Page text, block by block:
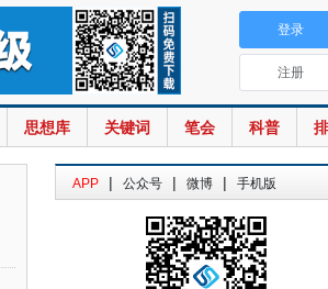
思想库 关键词 笔会 科普
登录
注册
APP | 公众号 | 微博 | 手机版